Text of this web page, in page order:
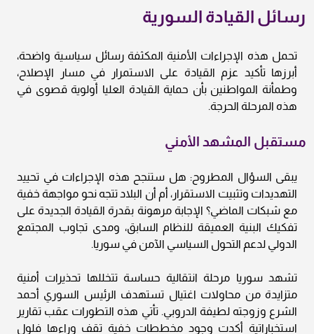
رسائل القيادة السورية
تحمل هذه الإجراءات الأمنية المكثفة رسائل سياسية واضحة،
أبرزها تأكيد عزم القيادة على الاستمرار في مسار الإصلاح،
وطمأنة المواطنين بأن حماية القيادة العليا أولوية قصوى في
هذه المرحلة الحرجة.
مستقبل المشهد الأمني
يبقى السؤال المطروح: هل ستنجح هذه الإجراءات في تحييد
التهديدات وتثبيت الاستقرار، أم أن البلاد تتجه نحو مواجهة خفية
مع شبكات الماضي؟ الإجابة مرهونة بقدرة القيادة الجديدة على
تفكيك البنية العميقة للنظام السابق، ومدى تجاوب المجتمع
الدولي لدعم التحول السياسي الآمن في سوريا.
تشهد سوريا مرحلة انتقالية حساسة تتخللها تحذيرات أمنية
متزايدة من محاولات اغتيال تستهدف الرئيس السوري أحمد
الشرع وزوجته لطيفة الدروبي. تأتي هذه التطورات عقب تقارير
استخباراتية أكدت وجود مخططات خفية تقف وراءها فلول